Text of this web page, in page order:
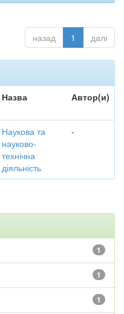
назад 1 далі
Назва Автор(и)
Наукова та
науково-
технічна
діяльність
-
1
1
1